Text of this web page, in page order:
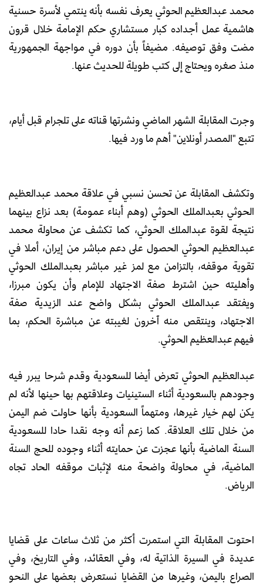
محمد عبدالعظيم الحوثي يعرف نفسه بأنه ينتمي لأسرة حسنية
هاشمية عمل أجداده كبار مستشاري حكم الإمامة خلال قرون
مضت وفق توصيفه. مضيفاً بأن دوره في مواجهة الجمهورية
منذ صغره ويحتاج إلى كتب طويلة للحديث عنها.
وجرت المقابلة الشهر الماضي ونشرتها قناته على تلجرام قبل أيام،
تتبع "المصدر أونلاين" أهم ما ورد فيها.
وتكشف المقابلة عن تحسن نسبي في علاقة محمد عبدالعظيم
الحوثي بعبدالملك الحوثي (وهم أبناء عمومة) بعد نزاع بينهما
نتيجة لقوة عبدالملك الحوثي، كما تكشف عن محاولة محمد
عبدالعظيم الحوثي الحصول على دعم مباشر من إيران، أملا في
تقوية موقفه، بالتزامن مع لمز غير مباشر بعبدالملك الحوثي
وأهليته حين اشترط صفة الاجتهاد للإمام وأن يكون مبرزا،
ويفتقد عبدالملك الحوثي بشكل واضح عند الزيدية صفة
الاجتهاد، وينتقص منه آخرون لغيبته عن مباشرة الحكم، بما
فيهم عبدالعظيم الحوثي.
عبدالعظيم الحوثي تعرض أيضا للسعودية وقدم شرحا يبرر فيه
وجودهم بالسعودية أثناء الستينيات وعلاقتهم بها حينها لأنه لم
يكن لهم خيار غيرها، ومتهماً السعودية بأنها حاولت ضم اليمن
من خلال تلك العلاقة. كما زعم أنه وجه نقدا حادا للسعودية
السنة الماضية بأنها عجزت عن حمايته أثناء وجوده للحج السنة
الماضية، في محاولة واضحة منه لإثبات موقفه الحاد تجاه
الرياض.
احتوت المقابلة التي استمرت أكثر من ثلاث ساعات على قضايا
عديدة في السيرة الذاتية له، وفي العقائد، وفي التاريخ، وفي
الصراع باليمن، وغيرها من القضايا نستعرض بعضها على النحو